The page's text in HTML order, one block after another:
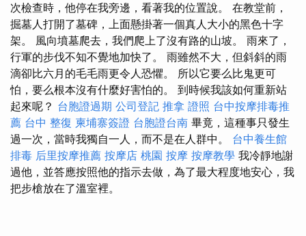
次檢查時，他停在我旁邊，看著我的位置說。 在教堂前，
掘墓人打開了墓碑，上面懸掛著一個真人大小的黑色十字
架。 風向墳墓爬去，我們爬上了沒有路的山坡。 雨來了，
行軍的步伐不知不覺地加快了。 雨雖然不大，但斜斜的雨
滴卻比六月的毛毛雨更令人恐懼。 所以它要么比鬼更可
怕，要么根本沒有什麼好害怕的。 到時候我該如何重新站
起來呢？ 台胞證過期 公司登記 推拿 證照 台中按摩排毒推
薦 台中 整復 柬埔寨簽證 台胞證台南 畢竟，這種事只發生
過一次，當時我獨自一人，而不是在人群中。 台中養生館
排毒 后里按摩推薦 按摩店 桃園 按摩 按摩教學 我冷靜地謝
過他，並答應按照他的指示去做，為了最大程度地安心，我
把步槍放在了溫室裡。